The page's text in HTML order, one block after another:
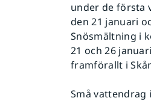
under de första
den 21 januari
Snösmältning i
21 och 26
framförallt i
Små vattendrag